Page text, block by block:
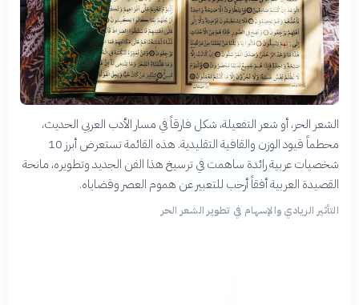
الشعر الحر، أو شعر التفعيلة، شكل فارقاً في مسار الأدب العربي الحديث،
محطماً قيود الوزن والقافية التقليدية. هذه القائمة تستعرض أبرز 10
شخصيات عربية رائدة ساهمت في ترسيخ هذا الفن الجديد وتطويره، مانحة
القصيدة العربية أفقاً أرحب للتعبير عن هموم العصر وقضاياه.
التأثير الريادي والإسهام في تطوير الشعر الحر